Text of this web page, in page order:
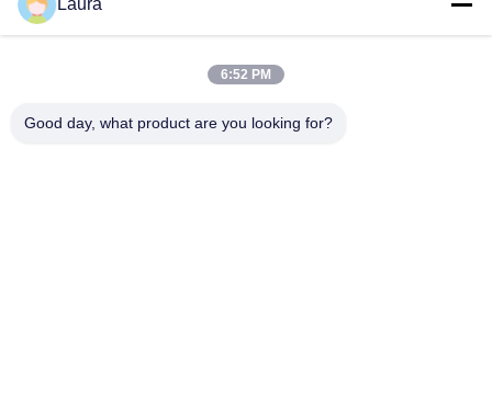
6*100G QSFP28, 2* wisselstroomvoorziening,
luchtuitlaat/inlaat aan de poortzijde
CE6881-48S6CQ-schakelaar (48*10G SFP+, 6*100G QSFP28,
2*AC-stroomvoorziening, luchtinlaat/uitlaat aan de
Laura
6:52 PM
Good day, what product are you looking for?